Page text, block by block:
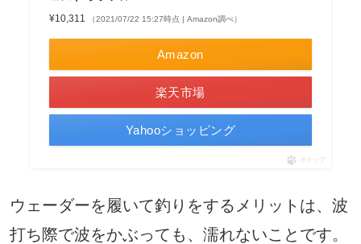
¥10,311 （2021/07/22 15:27時点 | Amazon調べ）
Amazon
楽天市場
Yahooショッピング
ポチップ
ウェーダーを履いて釣りをするメリットは、波
打ち際で波をかぶっても、濡れないことです。